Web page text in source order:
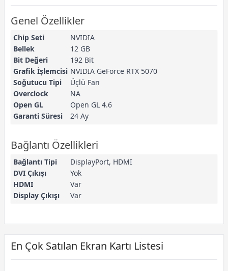
Genel Özellikler
Chip Seti
NVIDIA
Bellek
12 GB
Bit Değeri
192 Bit
Grafik İşlemcisi NVIDIA GeForce RTX 5070
Soğutucu Tipi
Üçlü Fan
Overclock
NA
Open GL
Open GL 4.6
Garanti Süresi
24 Ay
Bağlantı Özellikleri
Bağlantı Tipi
DisplayPort, HDMI
DVI Çıkışı
Yok
HDMI
Var
Display Çıkışı
Var
En Çok Satılan Ekran Kartı Listesi